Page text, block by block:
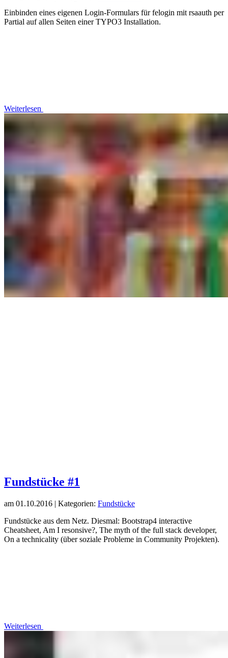
Einbinden eines eigenen Login-Formulars für felogin mit rsaauth per
Partial auf allen Seiten einer TYPO3 Installation.
Weiterlesen
Fundstücke #1
am 01.10.2016 | Kategorien: Fundstücke
Fundstücke aus dem Netz. Diesmal: Bootstrap4 interactive
Cheatsheet, Am I resonsive?, The myth of the full stack developer,
On a technicality (über soziale Probleme in Community Projekten).
Weiterlesen